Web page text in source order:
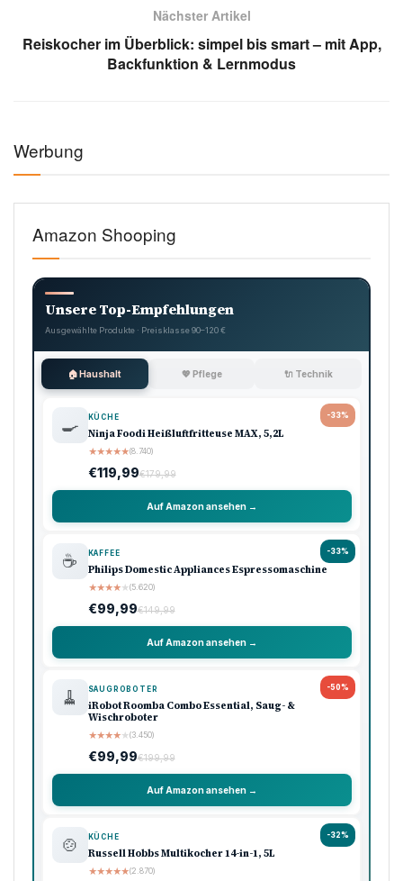
Nächster Artikel
Reiskocher im Überblick: simpel bis smart – mit App,
Backfunktion & Lernmodus
Werbung
Amazon Shooping
Unsere Top-Empfehlungen
Ausgewählte Produkte · Preisklasse 90–120 €
🏠 Haushalt 💖 Pflege 🔌 Technik
-33%
🍳 KÜCHE
Ninja Foodi Heißluftfritteuse MAX, 5,2L
★★★★★(8.740)
€119,99€179,99
Auf Amazon ansehen →
-33%
☕ KAFFEE
Philips Domestic Appliances Espressomaschine
★★★★★(5.620)
€99,99€149,99
Auf Amazon ansehen →
-50%
🧹 SAUGROBOTER
iRobot Roomba Combo Essential, Saug- &
Wischroboter
★★★★★(3.450)
€99,99€199,99
Auf Amazon ansehen →
-32%
🍲 KÜCHE
Russell Hobbs Multikocher 14-in-1, 5L
★★★★★(2.870)